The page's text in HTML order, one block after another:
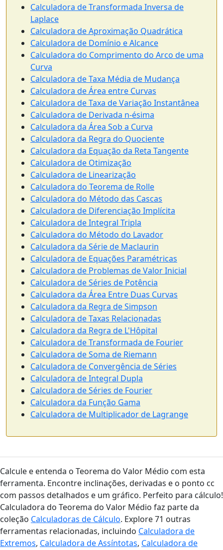
Calculadora de Transformada Inversa de
Laplace
Calculadora de Aproximação Quadrática
Calculadora de Domínio e Alcance
Calculadora do Comprimento do Arco de uma
Curva
Calculadora de Taxa Média de Mudança
Calculadora de Área entre Curvas
Calculadora de Taxa de Variação Instantânea
Calculadora de Derivada n-ésima
Calculadora da Área Sob a Curva
Calculadora da Regra do Quociente
Calculadora da Equação da Reta Tangente
Calculadora de Otimização
Calculadora de Linearização
Calculadora do Teorema de Rolle
Calculadora do Método das Cascas
Calculadora de Diferenciação Implícita
Calculadora de Integral Tripla
Calculadora do Método do Lavador
Calculadora da Série de Maclaurin
Calculadora de Equações Paramétricas
Calculadora de Problemas de Valor Inicial
Calculadora de Séries de Potência
Calculadora da Área Entre Duas Curvas
Calculadora da Regra de Simpson
Calculadora de Taxas Relacionadas
Calculadora da Regra de L'Hôpital
Calculadora de Transformada de Fourier
Calculadora de Soma de Riemann
Calculadora de Convergência de Séries
Calculadora de Integral Dupla
Calculadora de Séries de Fourier
Calculadora da Função Gama
Calculadora de Multiplicador de Lagrange
Calcule e entenda o Teorema do Valor Médio com esta
ferramenta. Encontre inclinações, derivadas e o ponto cc
com passos detalhados e um gráfico. Perfeito para cálculo!
Calculadora do Teorema do Valor Médio faz parte da
coleção Calculadoras de Cálculo. Explore 71 outras
ferramentas relacionadas, incluindo Calculadora de
Extremos, Calculadora de Assíntotas, Calculadora de